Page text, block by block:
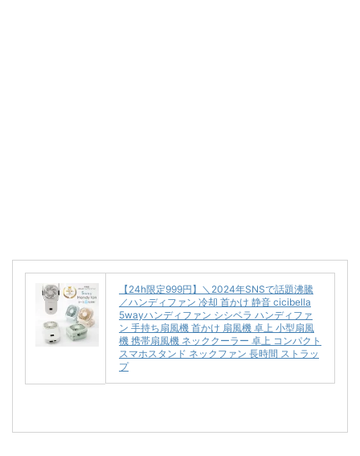
【24h限定999円】＼2024年SNSで話題沸騰
／ハンディファン 冷却 首かけ 静音 cicibella
5wayハンディファン シシベラ ハンディファ
ン 手持ち扇風機 首かけ 扇風機 卓上 小型扇風
機 携帯扇風機 ネッククーラー 卓上 コンパクト
スマホスタンド ネックファン 長時間 ストラッ
プ